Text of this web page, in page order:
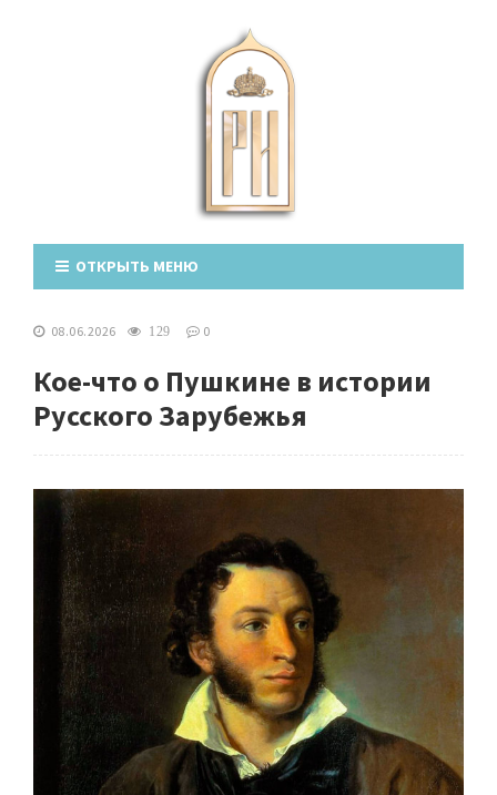
ОТКРЫТЬ МЕНЮ
08.06.2026 129 0
Кое-что о Пушкине в истории
Русского Зарубежья